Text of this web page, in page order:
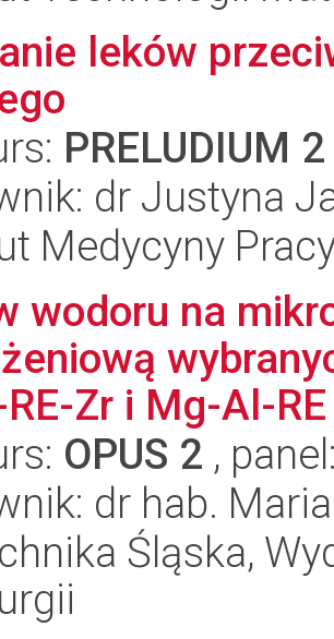
leków
PRELUDIUM 2
dr Justyna
Medycyny
wodoru na
Zr i Mg-Al-RE
OPUS 2 ,
dr hab.
Śląska,